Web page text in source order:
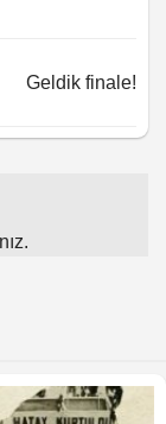
Geldik finale!
.